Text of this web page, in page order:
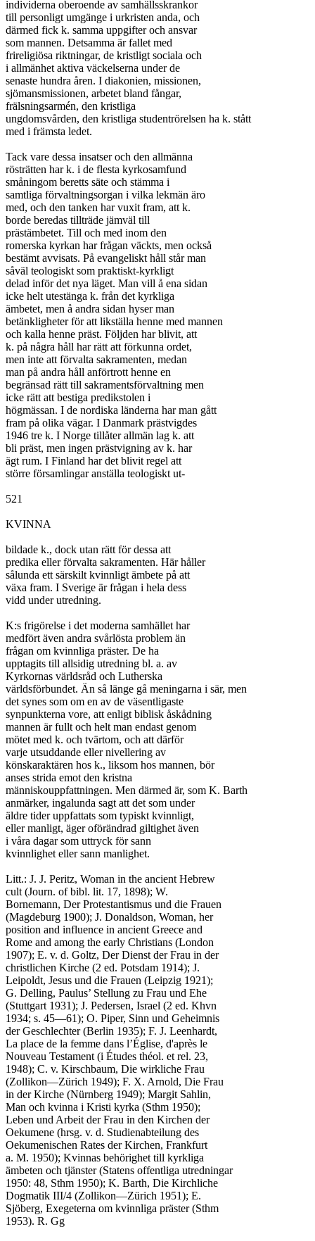
individerna oberoende av samhällsskrankor
till personligt umgänge i urkristen anda, och
därmed fick k. samma uppgifter och ansvar
som mannen. Detsamma är fallet med
frireligiösa riktningar, de kristligt sociala och
i allmänhet aktiva väckelserna under de
senaste hundra åren. I diakonien, missionen,
sjömansmissionen, arbetet bland fångar,
frälsningsarmén, den kristliga
ungdomsvården, den kristliga studentrörelsen ha k. stått
med i främsta ledet.
Tack vare dessa insatser och den allmänna
rösträtten har k. i de flesta kyrkosamfund
småningom beretts säte och stämma i
samtliga förvaltningsorgan i vilka lekmän äro
med, och den tanken har vuxit fram, att k.
borde beredas tillträde jämväl till
prästämbetet. Till och med inom den
romerska kyrkan har frågan väckts, men också
bestämt avvisats. På evangeliskt håll står man
såväl teologiskt som praktiskt-kyrkligt
delad inför det nya läget. Man vill å ena sidan
icke helt utestänga k. från det kyrkliga
ämbetet, men å andra sidan hyser man
betänkligheter för att likställa henne med mannen
och kalla henne präst. Följden har blivit, att
k. på några håll har rätt att förkunna ordet,
men inte att förvalta sakramenten, medan
man på andra håll anförtrott henne en
begränsad rätt till sakramentsförvaltning men
icke rätt att bestiga predikstolen i
högmässan. I de nordiska länderna har man gått
fram på olika vägar. I Danmark prästvigdes
1946 tre k. I Norge tillåter allmän lag k. att
bli präst, men ingen prästvigning av k. har
ägt rum. I Finland har det blivit regel att
större församlingar anställa teologiskt ut-
521
KVINNA
bildade k., dock utan rätt för dessa att
predika eller förvalta sakramenten. Här håller
sålunda ett särskilt kvinnligt ämbete på att
växa fram. I Sverige är frågan i hela dess
vidd under utredning.
K:s frigörelse i det moderna samhället har
medfört även andra svårlösta problem än
frågan om kvinnliga präster. De ha
upptagits till allsidig utredning bl. a. av
Kyrkornas världsråd och Lutherska
världsförbundet. Än så länge gå meningarna i sär, men
det synes som om en av de väsentligaste
synpunkterna vore, att enligt biblisk åskådning
mannen är fullt och helt man endast genom
mötet med k. och tvärtom, och att därför
varje utsuddande eller nivellering av
könskaraktären hos k., liksom hos mannen, bör
anses strida emot den kristna
människouppfattningen. Men därmed är, som K. Barth
anmärker, ingalunda sagt att det som under
äldre tider uppfattats som typiskt kvinnligt,
eller manligt, äger oförändrad giltighet även
i våra dagar som uttryck för sann
kvinnlighet eller sann manlighet.
Litt.: J. J. Peritz, Woman in the ancient Hebrew
cult (Journ. of bibl. lit. 17, 1898); W.
Bornemann, Der Protestantismus und die Frauen
(Magdeburg 1900); J. Donaldson, Woman, her
position and influence in ancient Greece and
Rome and among the early Christians (London
1907); E. v. d. Goltz, Der Dienst der Frau in der
christlichen Kirche (2 ed. Potsdam 1914); J.
Leipoldt, Jesus und die Frauen (Leipzig 1921);
G. Delling, Paulus’ Stellung zu Frau und Ehe
(Stuttgart 1931); J. Pedersen, Israel (2 ed. Khvn
1934; s. 45—61); O. Piper, Sinn und Geheimnis
der Geschlechter (Berlin 1935); F. J. Leenhardt,
La place de la femme dans l’Église, d'après le
Nouveau Testament (i Études théol. et rel. 23,
1948); C. v. Kirschbaum, Die wirkliche Frau
(Zollikon—Zürich 1949); F. X. Arnold, Die Frau
in der Kirche (Nürnberg 1949); Margit Sahlin,
Man och kvinna i Kristi kyrka (Sthm 1950);
Leben und Arbeit der Frau in den Kirchen der
Oekumene (hrsg. v. d. Studienabteilung des
Oekumenischen Rates der Kirchen, Frankfurt
a. M. 1950); Kvinnas behörighet till kyrkliga
ämbeten och tjänster (Statens offentliga utredningar
1950: 48, Sthm 1950); K. Barth, Die Kirchliche
Dogmatik III/4 (Zollikon—Zürich 1951); E.
Sjöberg, Exegeterna om kvinnliga präster (Sthm
1953). R. Gg